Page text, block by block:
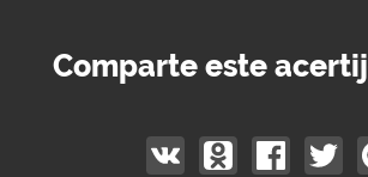
Comparte este